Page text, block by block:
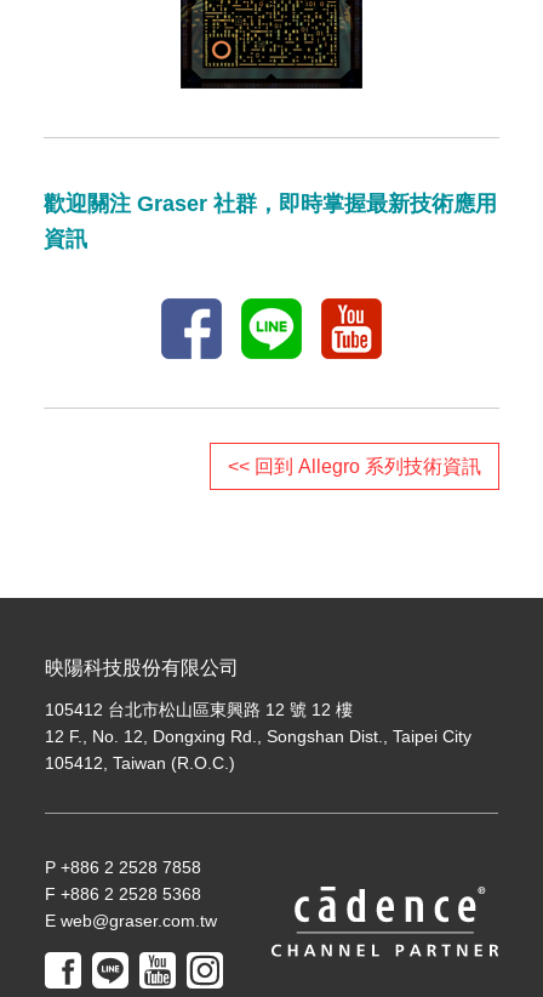
歡迎關注 Graser 社群，即時掌握最新技術應用
資訊
<< 回到 Allegro 系列技術資訊
映陽科技股份有限公司
105412 台北市松山區東興路 12 號 12 樓
12 F., No. 12, Dongxing Rd., Songshan Dist., Taipei City
105412, Taiwan (R.O.C.)
P +886 2 2528 7858
F +886 2 2528 5368
E web@graser.com.tw